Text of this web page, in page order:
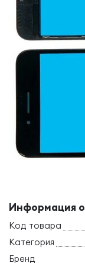
Информация
Код товара
Категория
Бренд